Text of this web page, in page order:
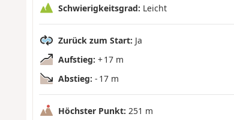
Schwierigkeitsgrad: Leicht
Zurück zum Start: Ja
Aufstieg: + 17 m
Abstieg: - 17 m
Höchster Punkt: 251 m